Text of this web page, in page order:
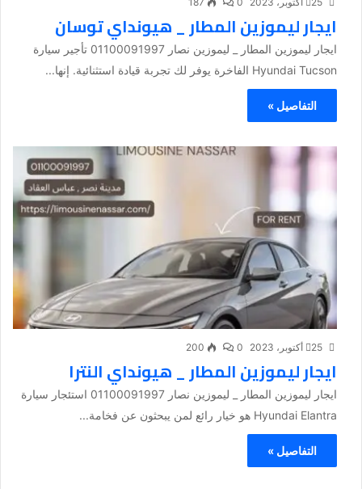
ايجار ليموزين المطار _ هيونداي توسان
ايجار ليموزين المطار _ ليموزين نصار 01100091997 تأجير سيارة
Hyundai Tucson الفاخرة يوفر لك تجربة قيادة استثنائية. إنها...
التفاصيل »
25 أكتوبر، 2023 0
200
ايجار ليموزين المطار _ هيونداي النترا
ايجار ليموزين المطار _ ليموزين نصار 01100091997 استئجار سيارة
Hyundai Elantra هو خيار رائع لمن يبحثون عن فخامة...
التفاصيل »